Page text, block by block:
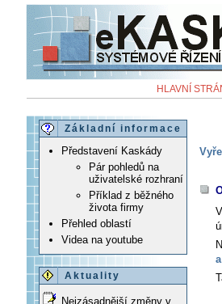
HLAVNÍ
Základní informace
Představení Kaskády
Pár pohledů na
uživatelské rozhraní
Příklad z běžného
života firmy
Přehled oblastí
Videa na youtube
Aktuality
Nejzásadnější změny v